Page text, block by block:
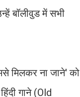
बॉलीवुड में सभी
मिलकर ना जाने' को
गाने (Old